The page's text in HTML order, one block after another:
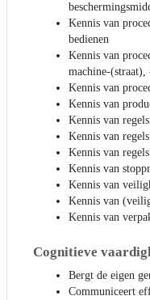
Kennis van
bedienen
Kennis van
machine-
Kennis van
Kennis van
Kennis van
Kennis van
Kennis van
Kennis van
Kennis van
Kennis van
Kennis van
Cognitieve
Bergt de eigen
Communiceert